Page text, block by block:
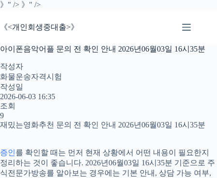
》" /> 》" />본
으
건
너
기
《<개인회생중대출>》
아이폰음악어플 문의 전 확인 안내 2026년06월03일 16시35분
작성자
화물운송자격시험
작성일
2026-06-03 16:35
조회
9
재밌는영화추천 문의 전 확인 안내 2026년06월03일 16시35분
증인를 확인할 때는 먼저 현재 상황에서 어떤 내용이 필요한지
정리하는 것이 좋습니다. 2026년06월03일 16시35분 기준으로 주
식전문가방송를 알아보는 경우에는 기본 안내, 상담 가능 여부,